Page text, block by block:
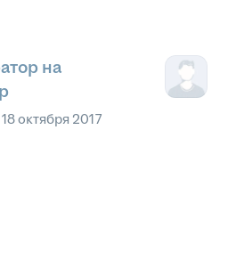
на
18 октября 2017